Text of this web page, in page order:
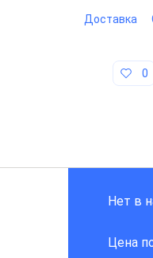
Доставка
0
Нет в
Цена